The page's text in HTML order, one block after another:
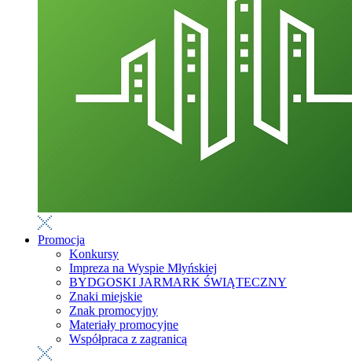
Promocja
Konkursy
Impreza na Wyspie Młyńskiej
BYDGOSKI JARMARK ŚWIĄTECZNY
Znaki miejskie
Znak promocyjny
Materiały promocyjne
Współpraca z zagranicą